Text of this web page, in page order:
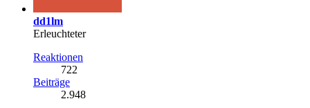
dd1lm
Erleuchteter
Reaktionen
722
Beiträge
2.948